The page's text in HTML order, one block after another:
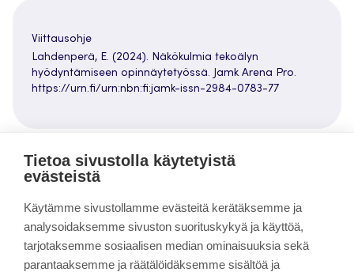
Viittausohje
Lahdenperä, E. (2024). Näkökulmia tekoälyn
hyödyntämiseen opinnäytetyössä. Jamk Arena Pro.
https://urn.fi/urn:nbn:fi:jamk-issn-2984-0783-77
muuttaa enemmän kuin pelkkiä liikuntatottumuksia
Tietoa sivustolla käytetyistä
evästeistä
Käytämme sivustollamme evästeitä kerätäksemme ja
analysoidaksemme sivuston suorituskykyä ja käyttöä,
tarjotaksemme sosiaalisen median ominaisuuksia sekä
parantaaksemme ja räätälöidäksemme sisältöä ja